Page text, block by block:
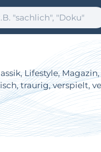
Lifestyle, Magazin,
traurig, verspielt,